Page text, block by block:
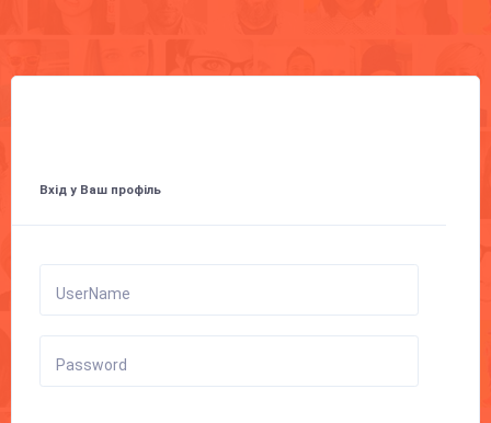
Вхід у Ваш профіль
UserName
Password